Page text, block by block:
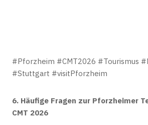
#Pforzheim #CMT2026 #Tourismus
#Stuttgart #visitPforzheim
6. Häufige Fragen zur Pforzheimer
CMT 2026